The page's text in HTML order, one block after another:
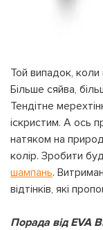
Той випадок, коли
Більше сяйва,
Тендітне
іскристим. А ось
натяком на
колір. Зробити
шампань.
відтінків, які
Порада від EVA